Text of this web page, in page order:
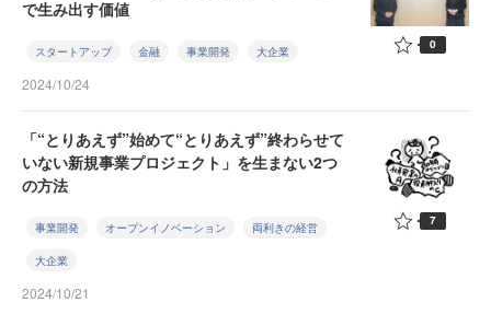
で生み出す価値
スタートアップ 金融 事業開発 大企業
2024/10/24
0
「“とりあえず”始めて“とりあえず”終わらせて
いない新規事業プロジェクト」を生まない2つ
の方法
事業開発 オープンイノベーション 両利きの経営
大企業
2024/10/21
7